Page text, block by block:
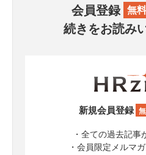
会員登録 無料
続きをお読み
新規会員登録
・全ての過去記事
・会員限定メルマ